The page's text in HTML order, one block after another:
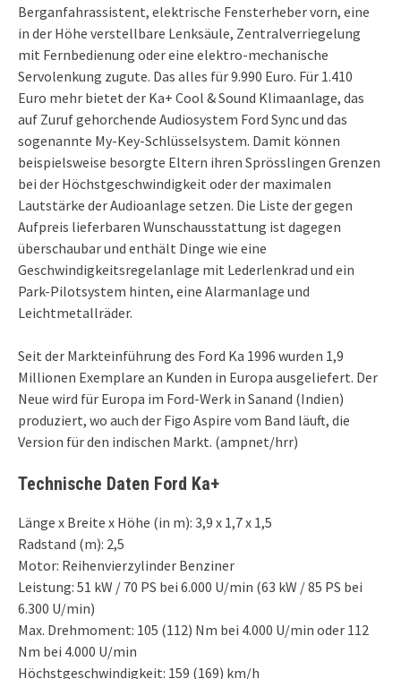
Berganfahrassistent, elektrische Fensterheber vorn, eine
in der Höhe verstellbare Lenksäule, Zentralverriegelung
mit Fernbedienung oder eine elektro-mechanische
Servolenkung zugute. Das alles für 9.990 Euro. Für 1.410
Euro mehr bietet der Ka+ Cool & Sound Klimaanlage, das
auf Zuruf gehorchende Audiosystem Ford Sync und das
sogenannte My-Key-Schlüsselsystem. Damit können
beispielsweise besorgte Eltern ihren Sprösslingen Grenzen
bei der Höchstgeschwindigkeit oder der maximalen
Lautstärke der Audioanlage setzen. Die Liste der gegen
Aufpreis lieferbaren Wunschausstattung ist dagegen
überschaubar und enthält Dinge wie eine
Geschwindigkeitsregelanlage mit Lederlenkrad und ein
Park-Pilotsystem hinten, eine Alarmanlage und
Leichtmetallräder.
Seit der Markteinführung des Ford Ka 1996 wurden 1,9
Millionen Exemplare an Kunden in Europa ausgeliefert. Der
Neue wird für Europa im Ford-Werk in Sanand (Indien)
produziert, wo auch der Figo Aspire vom Band läuft, die
Version für den indischen Markt. (ampnet/hrr)
Technische Daten Ford Ka+
Länge x Breite x Höhe (in m): 3,9 x 1,7 x 1,5
Radstand (m): 2,5
Motor: Reihenvierzylinder Benziner
Leistung: 51 kW / 70 PS bei 6.000 U/min (63 kW / 85 PS bei
6.300 U/min)
Max. Drehmoment: 105 (112) Nm bei 4.000 U/min oder 112
Nm bei 4.000 U/min
Höchstgeschwindigkeit: 159 (169) km/h